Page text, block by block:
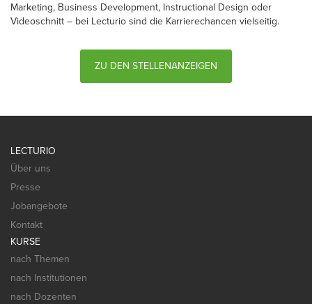
Marketing, Business Development, Instructional Design oder
Videoschnitt – bei Lecturio sind die Karrierechancen vielseitig.
ZU DEN STELLENANZEIGEN
LECTURIO
Über uns
Presse
Jobangebote
Kontakt
KURSE
nach Themen
nach Institutionen
nach Dozenten